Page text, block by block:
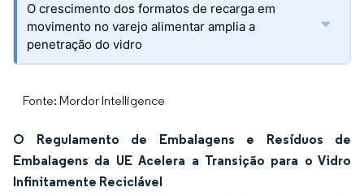
O crescimento dos formatos de recarga em
movimento no varejo alimentar amplia a
penetração do vidro
Fonte: Mordor Intelligence
O Regulamento de Embalagens e Resíduos de
Embalagens da UE Acelera a Transição para o Vidro
Infinitamente Reciclável